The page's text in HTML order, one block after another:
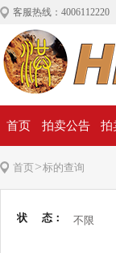
客服热线：4006112220
首页 拍卖公告 拍
首页>标的查询
状 态： 不限